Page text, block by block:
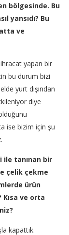
bölgesinde. Bu
yansıdı? Bu
ve
yapan bir
bu durum bizi
yurt dışından
diye
ise bizim için şu
ile tanınan bir
çelik çekme
ürün
Kısa ve orta
kapattık.